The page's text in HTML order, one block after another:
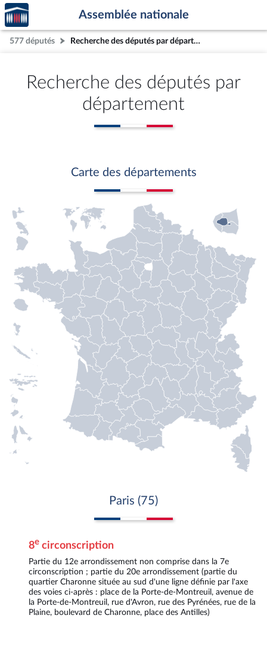
Aller au contenu
Aller en bas de la page
Accèder
à la
page
d'accueil
Assemblée nationale
577 députés Recherche des députés par département
Recherche des députés par
département
Carte des départements
Paris (75)
4
14
8e circonscription
Partie du 12e arrondissement non comprise dans la 7e
circonscription ; partie du 20e arrondissement (partie du
quartier Charonne située au sud d'une ligne définie par l'axe
des voies ci-après : place de la Porte-de-Montreuil, avenue de
la Porte-de-Montreuil, rue d'Avron, rue des Pyrénées, rue de la
Plaine, boulevard de Charonne, place des Antilles)